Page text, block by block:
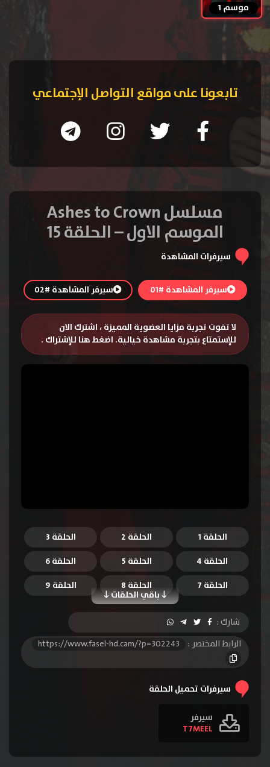
موسم 1
تابعونا على مواقع التواصل الإجتماعي
مسلسل Ashes to Crown
الموسم الاول – الحلقة 15
سيرفرات المشاهدة
سيرفر المشاهدة #01 سيرفر المشاهدة #02
لا تفوت تجربة مزايا العضوية المميزة ، اشترك الان
للإستمتاع بتجربة مشاهدة خيالية. اضغط هنا للإشتراك .
الحلقة 1 الحلقة 2
الحلقة 3
الحلقة 4
الحلقة 5 الحلقة 6
باقي الحلقات
الحلقة 7 الحلقة 8
الحلقة 9
الحلقة 10
الحلقة 11
الحلقة 12
الحلقة 13
الحلقة 14
الحلقة 15
شارك :
الرابط المختصر :
https://www.fasel-hd.cam/?p=302243
سيرفرات تحميل الحلقة
سيرفر
T7MEEL